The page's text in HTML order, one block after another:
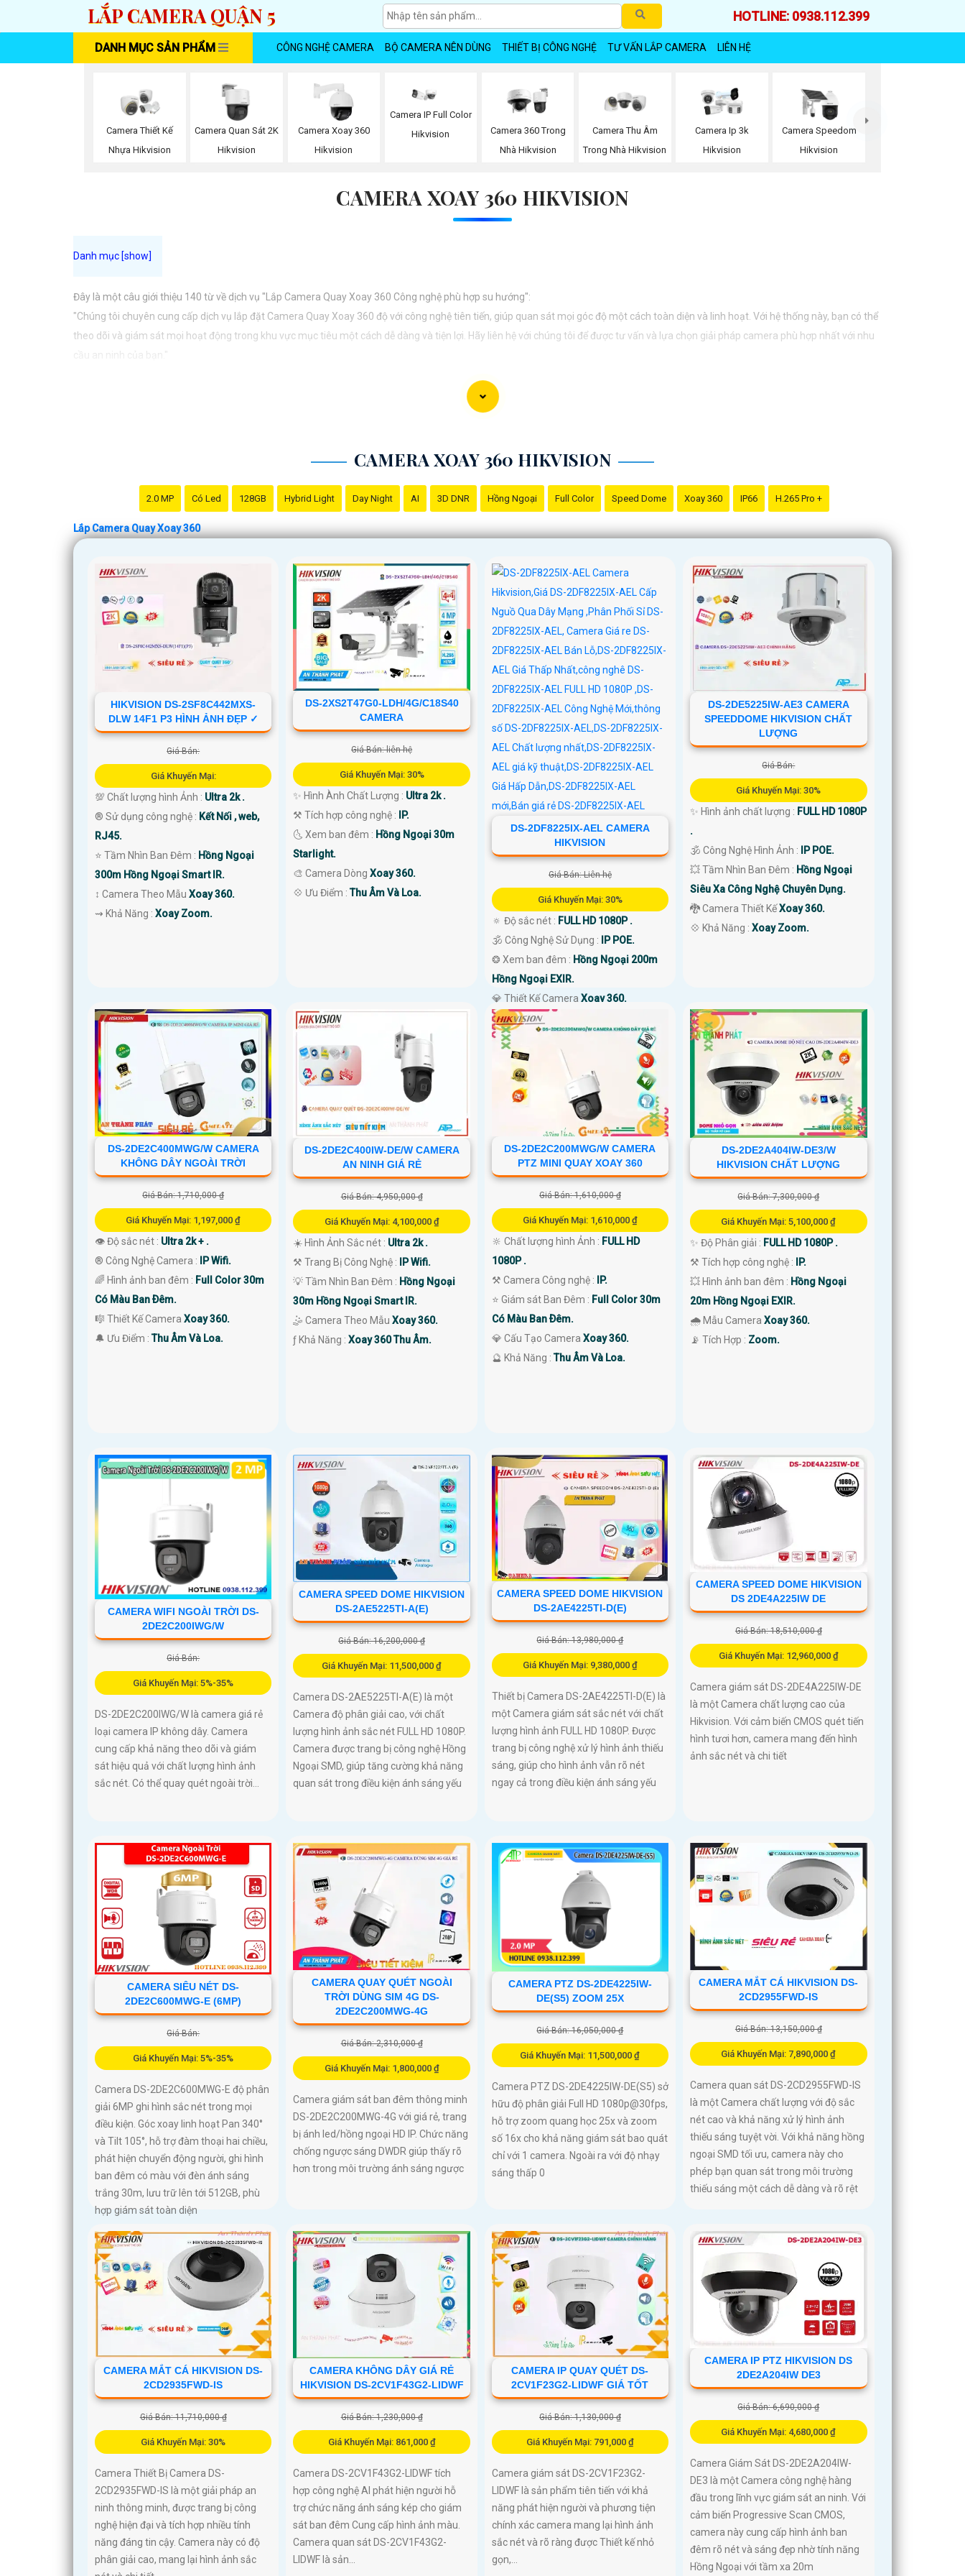
LẮP CAMERA QUẬN 5 HOTLINE: 0938.112.399
DANH MỤC SẢN PHẨM CÔNG NGHỆ CAMERA BỘ CAMERA NÊN DÙNG THIẾT BỊ CÔNG NGHỆ TƯ VẤN LẮP CAMERA LIÊN HỆ
Camera Thiết Kế
Nhựa Hikvision
Camera Quan Sát 2K
Hikvision
Camera Xoay 360
Hikvision
Camera IP Full Color
Hikvision
Camera 360 Trong
Nhà Hikvision
Camera Thu Âm
Trong Nhà Hikvision
Camera Ip 3k
Hikvision
Camera Speedom
Hikvision
CAMERA XOAY 360 HIKVISION
Đây là một câu giới thiệu 140 từ về dịch vụ "Lắp Camera Quay Xoay 360 Công nghệ phù hợp su hướng":
"Chúng tôi chuyên cung cấp dịch vụ lắp đặt Camera Quay Xoay 360 độ với công nghệ tiên tiến, giúp quan sát mọi góc độ một cách toàn diện và linh hoạt. Với hệ thống này, bạn có thể
theo dõi và giám sát mọi hoạt động trong khu vực mục tiêu một cách dễ dàng và tiện lợi. Hãy liên hệ với chúng tôi để được tư vấn và lựa chọn giải pháp camera phù hợp nhất với nhu
cầu an ninh của bạn."
CAMERA XOAY 360 HIKVISION
2.0 MP Có Led 128GB Hybrid Light Day Night AI 3D DNR Hồng Ngoại Full Color Speed Dome Xoay 360 IP66 H.265 Pro +
Lắp Camera Quay Xoay 360
HIKVISION DS-2SF8C442MXS-
DLW 14F1 P3 HÌNH ẢNH ĐẸP ✓
Giá Bán:
Giá Khuyến Mại:
💯 Chất lượng hình Ảnh : Ultra 2k .
®️ Sử dụng công nghệ : Kết Nối , web,
RJ45.
⭐ Tầm Nhìn Ban Đêm : Hồng Ngoại
300m Hồng Ngoại Smart IR.
↕️ Camera Theo Mẫu Xoay 360.
️⇝ Khả Năng : Xoay Zoom.
DS-2XS2T47G0-LDH/4G/C18S40
CAMERA
Giá Bán: liên hệ
Giá Khuyến Mại: 30%
✨ Hình Ành Chất Lượng : Ultra 2k .
⚒ Tích hợp công nghệ :
IP.
🌜 Xem ban đêm : Hồng Ngoại 30m
Starlight.
🎨 Camera DòngXoay 360.
️💠 Ưu Điểm :Thu Âm Và Loa.
DS-2DF8225IX-AEL CAMERA
HIKVISION
Giá Bán: Liên hệ
Giá Khuyến Mại: 30%
🔅 Độ sắc nét : FULL HD 1080P .
🕉️ Công Nghệ Sử Dụng : IP POE.
❂ Xem ban đêm : Hồng Ngoại 200m
Hồng Ngoại EXIR.
💎 Thiết Kế Camera Xoay 360.
️⇝ Ưu Điểm :
DS-2DE5225IW-AE3 CAMERA
SPEEDDOME HIKVISION CHẤT
LƯỢNG
Giá Bán:
Giá Khuyến Mại: 30%
✨ Hình ảnh chất lượng : FULL HD 1080P
.
🕉️ Công Nghệ Hình Ảnh :
IP POE.
💥 Tầm Nhìn Ban Đêm : Hồng Ngoại
Siêu Xa Công Nghệ Chuyên Dụng.
🐉️ Camera Thiết KếXoay 360.
️💠 Khả Năng :Xoay Zoom.
DS-2DE2C400MWG/W CAMERA
KHÔNG DÂY NGOÀI TRỜI
Giá Bán: 1,710,000 ₫
Giá Khuyến Mại: 1,197,000 ₫
👁 Độ sắc nét : Ultra 2k + .
®️ Công Nghệ Camera :
IP Wifi.
🌈 Hình ảnh ban đêm : Full Color 30m
Có Màu Ban Ðêm.
🎼️ Thiết Kế Camera Xoay 360.
️🔔 Ưu Điểm :Thu Âm Và Loa.
DS-2DE2C400IW-DE/W CAMERA
AN NINH GIÁ RẺ
Giá Bán: 4,950,000 ₫
Giá Khuyến Mại: 4,100,000 ₫
☀️ Hình Ảnh Sắc nét : Ultra 2k .
⚒ Trang Bị Công Nghệ :
IP Wifi.
💡 Tầm Nhìn Ban Đêm : Hồng Ngoại
30m Hồng Ngoại Smart IR.
🤹 Camera Theo MẫuXoay 360.
️ƒ Khả Năng :Xoay 360 Thu Âm.
DS-2DE2C200MWG/W CAMERA
PTZ MINI QUAY XOAY 360
Giá Bán: 1,610,000 ₫
Giá Khuyến Mại: 1,610,000 ₫
🔆 Chất lượng hình Ảnh : FULL HD
1080P .
⚒ Camera Công nghệ :
IP.
⭐ Giám sát Ban Đêm : Full Color 30m
Có Màu Ban Ðêm.
💎 Cấu Tạo Camera Xoay 360.
️🔮 Khả Năng :Thu Âm Và Loa.
DS-2DE2A404IW-DE3/W
HIKVISION CHẤT LƯỢNG
Giá Bán: 7,300,000 ₫
Giá Khuyến Mại: 5,100,000 ₫
✨ Độ Phân giải : FULL HD 1080P .
⚒ Tích hợp công nghệ :
IP.
💥 Hình ảnh ban đêm : Hồng Ngoại
20m Hồng Ngoại EXIR.
🌧️ Mẫu CameraXoay 360.
️📡 Tích Hợp : Zoom.
CAMERA WIFI NGOÀI TRỜI DS-
2DE2C200IWG/W
Giá Bán:
Giá Khuyến Mại: 5%-35%
DS-2DE2C200IWG/W là camera giá rẻ
loại camera IP không dây. Camera
cung cấp khả năng theo dõi và giám
sát hiệu quả với chất lượng hình ảnh
sắc nét. Có thể quay quét ngoài trời...
CAMERA SPEED DOME HIKVISION
DS-2AE5225TI-A(E)
Giá Bán: 16,200,000 ₫
Giá Khuyến Mại: 11,500,000 ₫
Camera DS-2AE5225TI-A(E) là một
Camera độ phân giải cao, với chất
lượng hình ảnh sắc nét FULL HD 1080P.
Camera được trang bị công nghệ Hồng
Ngoại SMD, giúp tăng cường khả năng
quan sát trong điều kiện ánh sáng yếu
CAMERA SPEED DOME HIKVISION
DS-2AE4225TI-D(E)
Giá Bán: 13,980,000 ₫
Giá Khuyến Mại: 9,380,000 ₫
Thiết bị Camera DS-2AE4225TI-D(E) là
một Camera giám sát sắc nét với chất
lượng hình ảnh FULL HD 1080P. Được
trang bị công nghệ xử lý hình ảnh thiếu
sáng, giúp cho hình ảnh vẫn rõ nét
ngay cả trong điều kiện ánh sáng yếu
CAMERA SPEED DOME HIKVISION
DS 2DE4A225IW DE
Giá Bán: 18,510,000 ₫
Giá Khuyến Mại: 12,960,000 ₫
Camera giám sát DS-2DE4A225IW-DE
là một Camera chất lượng cao của
Hikvision. Với cảm biến CMOS quét tiến
hình tươi hơn, camera mang đến hình
ảnh sắc nét và chi tiết
CAMERA SIÊU NÉT DS-
2DE2C600MWG-E (6MP)
Giá Bán:
Giá Khuyến Mại: 5%-35%
Camera DS-2DE2C600MWG-E độ phân
giải 6MP ghi hình sắc nét trong mọi
điều kiện. Góc xoay linh hoạt Pan 340°
và Tilt 105°, hỗ trợ đàm thoại hai chiều,
phát hiện chuyển động người, ghi hình
ban đêm có màu với đèn ánh sáng
trắng 30m, lưu trữ lên tới 512GB, phù
hợp giám sát toàn diện
CAMERA QUAY QUÉT NGOÀI
TRỜI DÙNG SIM 4G DS-
2DE2C200MWG-4G
Giá Bán: 2,310,000 ₫
Giá Khuyến Mại: 1,800,000 ₫
Camera giám sát ban đêm thông minh
DS-2DE2C200MWG-4G với giá rẻ, trang
bị ánh led/hồng ngoại HD IP. Chức năng
chống ngược sáng DWDR giúp thấy rõ
hơn trong môi trường ánh sáng ngược
CAMERA PTZ DS-2DE4225IW-
DE(S5) ZOOM 25X
Giá Bán: 16,050,000 ₫
Giá Khuyến Mại: 11,500,000 ₫
Camera PTZ DS-2DE4225IW-DE(S5) sở
hữu độ phân giải Full HD 1080p@30fps,
hỗ trợ zoom quang học 25x và zoom
số 16x cho khả năng giám sát bao quát
chỉ với 1 camera. Ngoài ra với độ nhạy
sáng thấp 0
CAMERA MẮT CÁ HIKVISION DS-
2CD2955FWD-IS
Giá Bán: 13,150,000 ₫
Giá Khuyến Mại: 7,890,000 ₫
Camera quan sát DS-2CD2955FWD-IS
là một Camera chất lượng với độ sắc
nét cao và khả năng xử lý hình ảnh
thiếu sáng tuyệt vời. Với khả năng hồng
ngoại SMD tối ưu, camera này cho
phép bạn quan sát trong môi trường
thiếu sáng một cách dễ dàng và rõ rệt
CAMERA MẮT CÁ HIKVISION DS-
2CD2935FWD-IS
Giá Bán: 11,710,000 ₫
Giá Khuyến Mại: 30%
Camera Thiết Bị Camera DS-
2CD2935FWD-IS là một giải pháp an
ninh thông minh, được trang bị công
nghệ hiện đại và tích hợp nhiều tính
năng đáng tin cậy. Camera này có độ
phân giải cao, mang lại hình ảnh sắc
CAMERA KHÔNG DÂY GIÁ RẺ
HIKVISION DS-2CV1F43G2-LIDWF
Giá Bán: 1,230,000 ₫
Giá Khuyến Mại: 861,000 ₫
Camera DS-2CV1F43G2-LIDWF tích
hợp công nghệ AI phát hiện người hỗ
trợ chức năng ánh sáng kép cho giám
sát ban đêm Cung cấp hình ảnh màu.
Camera quan sát DS-2CV1F43G2-
LIDWF là sản...
CAMERA IP QUAY QUÉT DS-
2CV1F23G2-LIDWF GIÁ TỐT
Giá Bán: 1,130,000 ₫
Giá Khuyến Mại: 791,000 ₫
Camera giám sát DS-2CV1F23G2-
LIDWF là sản phẩm tiên tiến với khả
năng phát hiện người và phương tiện
chính xác camera mang lại hình ảnh
sắc nét và rõ ràng được Thiết kế nhỏ
gọn,...
CAMERA IP PTZ HIKVISION DS
2DE2A204IW DE3
Giá Bán: 6,690,000 ₫
Giá Khuyến Mại: 4,680,000 ₫
Camera Giám Sát DS-2DE2A204IW-
DE3 là một Camera công nghệ hàng
đầu trong lĩnh vực giám sát an ninh. Với
cảm biến Progressive Scan CMOS,
camera này cung cấp hình ảnh ban
đêm rõ nét và sáng đẹp nhờ tính năng
Hồng Ngoại với tầm xa 20m